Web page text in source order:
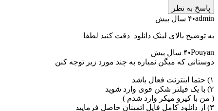
پاسخ به نظر
admin ۴ سال پیش
به توضیح بالای لینک دانلود دقت کنید لطفا
Pouyan ۴ سال پیش
دوستانی که میگن نمیاره به چند مورد زیر توجه کنن
۱) حتما اینترنت فعال باشد
۲) با یک فیلتر شکن قوی وارد شوید
( من با کیرو میکر وارد شدم )
۳) از دانلود کامل فایل اتمینان حاصل فرمایید